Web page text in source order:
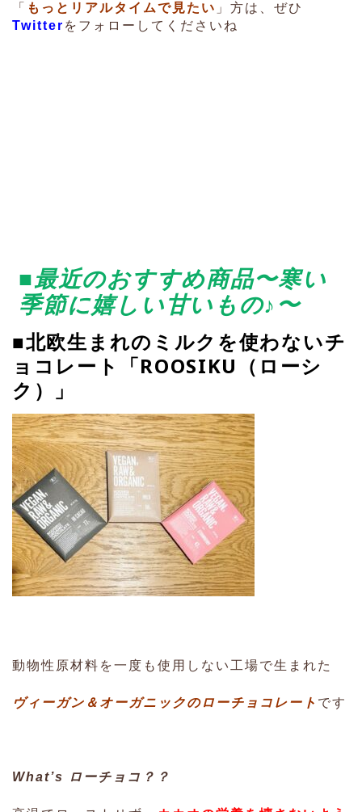
「 もっとリアルタイムで見たい 」方は、ぜひ
Twitter をフォローしてくださいね
■最近のおすすめ商品〜寒い
季節に嬉しい甘いもの♪〜
■北欧生まれのミルクを使わないチ
ョコレート「ROOSIKU（ローシ
ク）」
動物性原材料を一度も使用しない工場で生まれた
ヴィーガン＆オーガニックのローチョコレート です
What’s ローチョコ？？